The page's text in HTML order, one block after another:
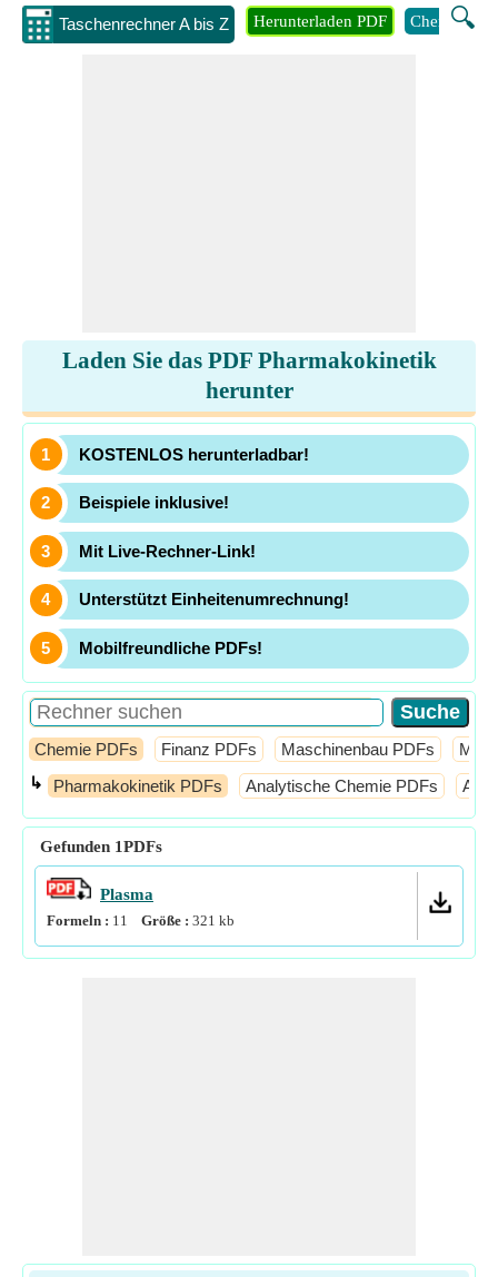
Taschenrechner A bis Z 🔍
Herunterladen PDF Chemie
Laden Sie das PDF Pharmakokinetik
herunter
KOSTENLOS herunterladbar!
Beispiele inklusive!
Mit Live-Rechner-Link!
Unterstützt Einheitenumrechnung!
Mobilfreundliche PDFs!
Chemie PDFs Finanz PDFs Maschinenbau PDFs
↳ Pharmakokinetik PDFs Analytische Chemie PDFs
Gefunden 1PDFs
Plasma
Formeln : 11 Größe : 321 kb